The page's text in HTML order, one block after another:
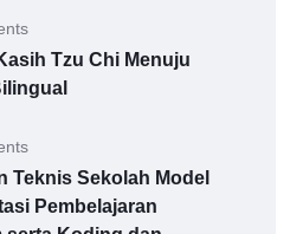
Tzu Chi Menuju
Teknis Sekolah Model
Pembelajaran